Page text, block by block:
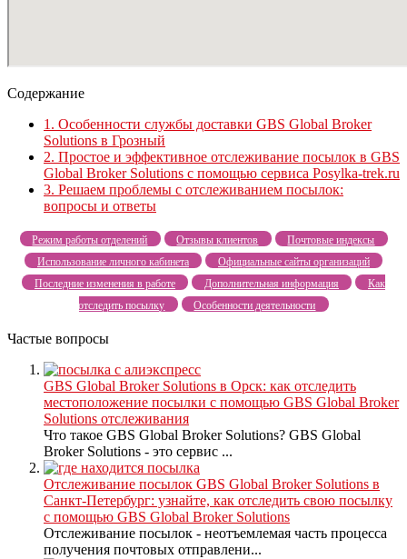
Содержание
1. Особенности службы доставки GBS Global Broker
Solutions в Грозный
2. Простое и эффективное отслеживание посылок в GBS
Global Broker Solutions с помощью сервиса Posylka-trek.ru
3. Решаем проблемы с отслеживанием посылок:
вопросы и ответы
Режим работы отделений Отзывы клиентов
Почтовые индексы
Использование личного кабинета
Официальные сайты организаций
Последние изменения в работе
Дополнительная информация
Как
отследить посылку
Особенности деятельности
Частые вопросы
GBS Global Broker Solutions в Орск: как отследить
местоположение посылки с помощью GBS Global Broker
Solutions отслеживания
Что такое GBS Global Broker Solutions? GBS Global
Broker Solutions - это сервис ...
Отслеживание посылок GBS Global Broker Solutions в
Санкт-Петербург: узнайте, как отследить свою посылку
с помощью GBS Global Broker Solutions
Отслеживание посылок - неотъемлемая часть процесса
получения почтовых отправлени...